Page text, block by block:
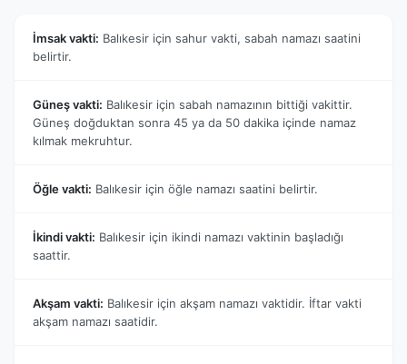
İmsak vakti: Balıkesir için sahur vakti, sabah namazı saatini
belirtir.
Güneş vakti: Balıkesir için sabah namazının bittiği vakittir.
Güneş doğduktan sonra 45 ya da 50 dakika içinde namaz
kılmak mekruhtur.
Öğle vakti: Balıkesir için öğle namazı saatini belirtir.
İkindi vakti: Balıkesir için ikindi namazı vaktinin başladığı
saattir.
Akşam vakti: Balıkesir için akşam namazı vaktidir. İftar vakti
akşam namazı saatidir.